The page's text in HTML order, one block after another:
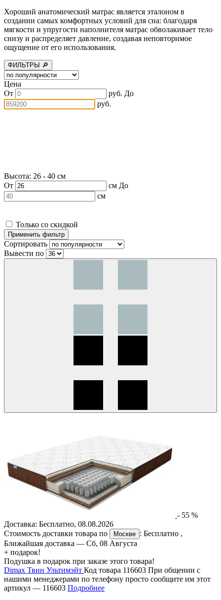
Хороший анатомический матрас является эталоном в
создании самых комфортных условий для сна: благодаря
мягкости и упругости наполнителя матрас обволакивает тело
снизу и распределяет давление, создавая неповторимое
ощущение от его использования.
ФИЛЬТРЫ 🔎
Цена
От
руб. До
руб.
Высота: 26 - 40 см
От
см До
см
Только со скидкой
Сортировать
Вывести по
- 55 %
Доставка: Бесплатно, 08.08.2026
Стоимость доставки товара по
Москве : Бесплатно ,
Ближайшая доставка — Сб, 08 Августа
+ подарок!
Подушка в подарок при заказе этого товара!
Dimax Твин Ультимэйт Код товара 116603 При общении с
нашими менеджерами по телефону просто сообщите им этот
артикул — 116603 Подробнее